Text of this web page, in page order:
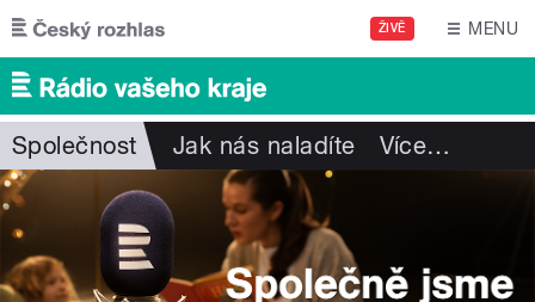
Přejít k hlavnímu obsahu
ŽIVĚ MENU
Společnost Jak nás naladíte Více…